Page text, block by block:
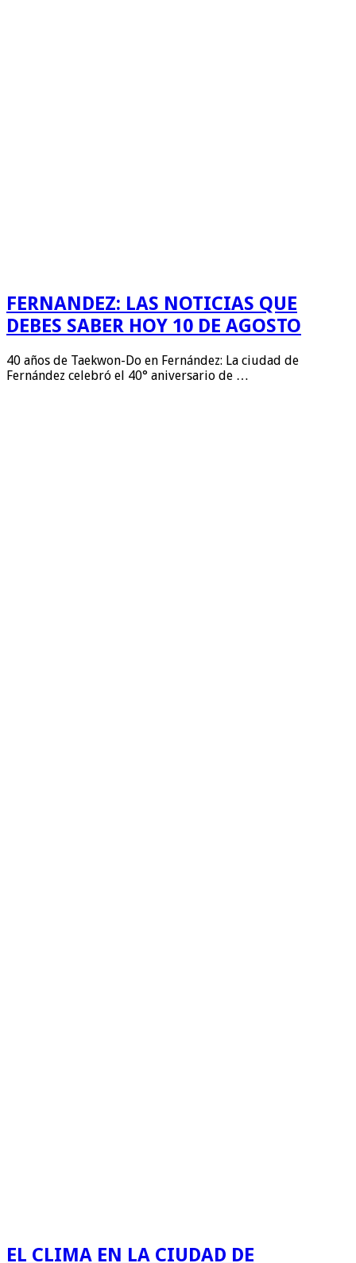
FERNANDEZ: LAS NOTICIAS QUE
DEBES SABER HOY 10 DE AGOSTO
40 años de Taekwon-Do en Fernández: La ciudad de
Fernández celebró el 40° aniversario de …
EL CLIMA EN LA CIUDAD DE